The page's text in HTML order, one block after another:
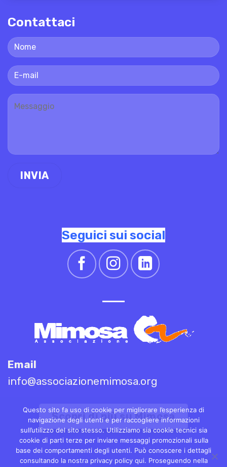
Contattaci
Seguici sui social
Email
info@associazionemimosa.org
Scopri di più su Mimosa
Questo sito fa uso di cookie per migliorare l’esperienza di
navigazione degli utenti e per raccogliere informazioni
sull’utilizzo del sito stesso. Utilizziamo sia cookie tecnici sia
cookie di parti terze per inviare messaggi promozionali sulla
base dei comportamenti degli utenti. Può conoscere i dettagli
consultando la nostra privacy policy qui. Proseguendo nella